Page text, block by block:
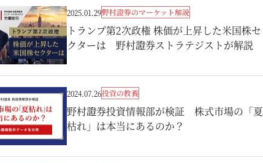
2025.01.29野村證券のマーケット解説
トランプ第2次政権 株価が上昇した米国株セ
クターは 野村證券ストラテジストが解説
2024.07.26投資の教養
野村證券投資情報部が検証 株式市場の「夏
枯れ」は本当にあるのか？